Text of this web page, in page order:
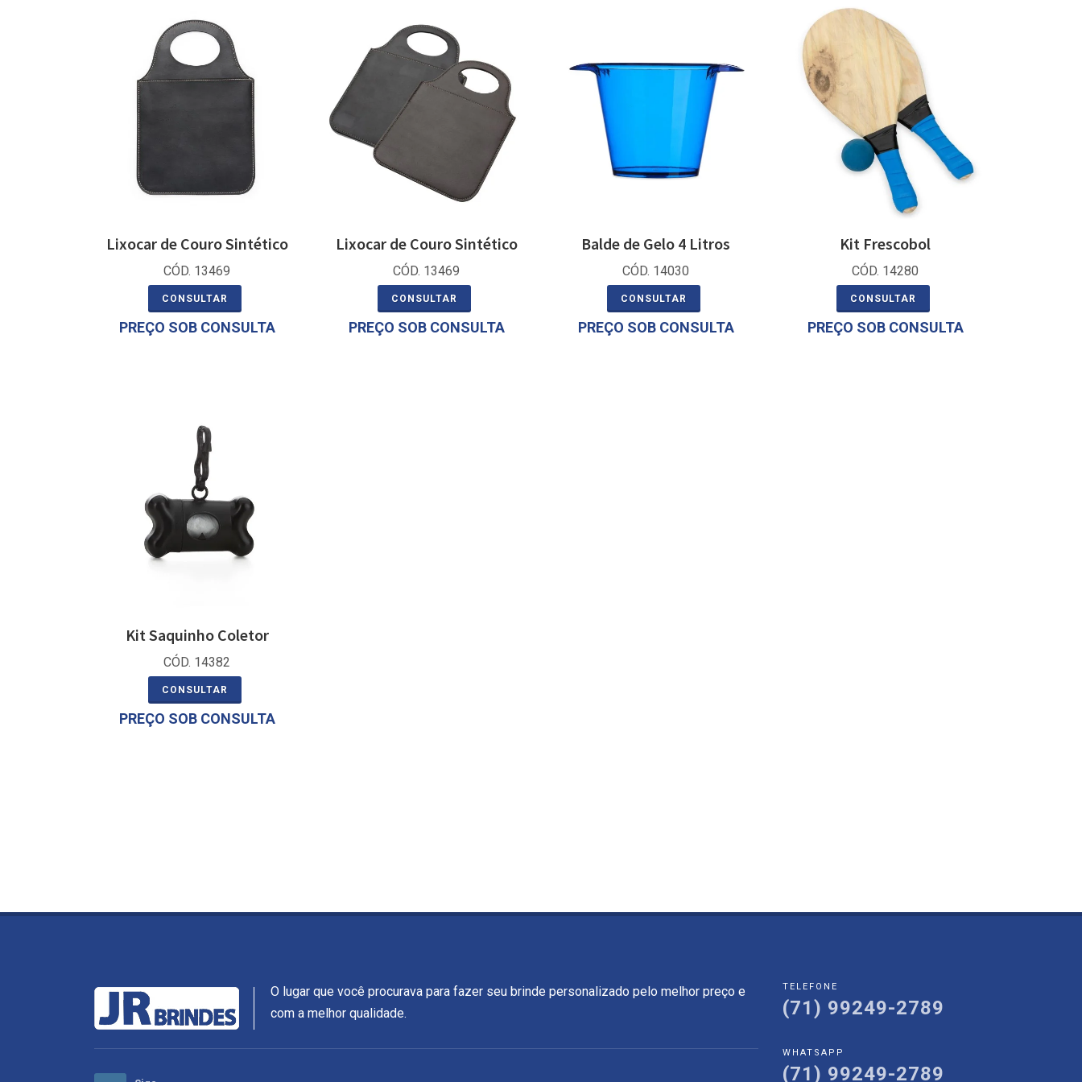
Lixocar de Couro Sintético
CÓD. 13469
CONSULTAR
PREÇO SOB CONSULTA
Lixocar de Couro Sintético
CÓD. 13469
CONSULTAR
PREÇO SOB CONSULTA
Balde de Gelo 4 Litros
CÓD. 14030
CONSULTAR
PREÇO SOB CONSULTA
Kit Frescobol
CÓD. 14280
CONSULTAR
PREÇO SOB CONSULTA
Kit Saquinho Coletor
CÓD. 14382
CONSULTAR
PREÇO SOB CONSULTA
O lugar que você procurava para fazer seu brinde personalizado pelo melhor preço e
com a melhor qualidade.
TELEFONE
(71) 99249-2789
WHATSAPP
(71) 99249-2789